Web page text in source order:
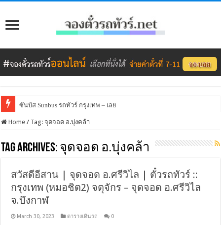
ซันบัส Sunbus รถทัวร์ กรุงเทพ – เลย
Home / Tag:จุดจอด อ.บุ่งคล้า
Tag Archives: จุดจอด อ.บุ่งคล้า
สวัสดีอีสาน | จุดจอด อ.ศรีวิไล | ตั๋วรถทัวร์ ::
กรุงเทพ (หมอชิต2) จตุจักร – จุดจอด อ.ศรีวิไล
จ.บึงกาฬ
March 30, 2023 ตารางเดินรถ 0